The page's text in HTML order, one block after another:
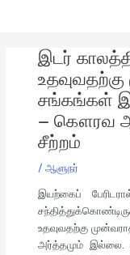
இடர்
உதவுவதற்கு
சங்கங்கள்
– கௌரவ
சீற்றம்
/ ஆளுநர்
இயற்கைப்
உதவுவதற்கு
அர்த்தமும் இல்லை.
navigation